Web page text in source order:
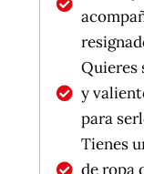
Quieres
y
para
Tienes
de ropa